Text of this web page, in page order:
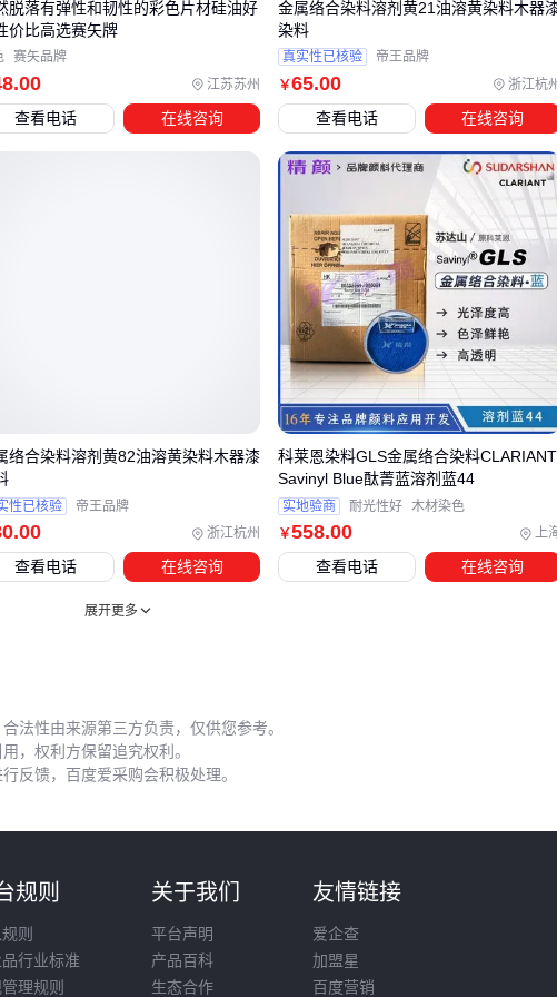
四、染色设备与助剂如何协同适配？
采购主设备后，许多用户常忽略配套系统的适配性，导致染料
性能无法充分发挥。以
染色槽
为例，不锈钢材质虽耐腐蚀，
关键配套需同步考虑三方面：
的转速需与主设备循环系统匹
配，避免因混合不均导致色差
的选择直接影响染色牢度，例如牛仔布
防护眼镜 等需根据染料特性配置
实际案例中，某纺织厂因未同步升级pH调节系统，导致4系染
料在碱性环境下出现色光偏移。这种隐性成本往往在批量生产
后才暴露。建议在设备采购阶段就要求供应商提供完整的化学
配套系统的选择逻辑应遵循‘先工艺后设备’原则：先明确染料与
织物的反应机理，再反向推导所需的
五、为什么相同配方会出现效果波动？
实验室小样与量产效果的差异，往往源于容易被忽视的工艺细
节省空间，但对高粘度染料的剪切力可能不足，导致分散不
三个关键控制点常被低估：
染料预处理：粉末染料需先用溶剂充分润湿，避免直接投入
主槽结块
.00 江苏苏州
脱落有弹性和韧性的彩色片材硅油好
价比高选赛矢牌
赛矢品牌
查看电话 在线咨询
￥65.00 浙江杭
金属络合染料溶剂黄21油溶黄染料木器
染料
真实性已核验 帝王品牌
查看电话 在线咨询
.00 浙江杭州
络合染料溶剂黄82油溶黄染料木器漆
性已核验 帝王品牌
查看电话 在线咨询
￥558.00 上
科莱恩染料GLS金属络合染料CLARIANT
Savinyl Blue酞菁蓝溶剂蓝44
实地验商 耐光性好 木材染色
查看电话 在线咨询
展开更多
法性由来源第三方负责，仅供您参考。
，权利方保留追究权利。
反馈，百度爱采购会积极处理。
规则
则
行业标准
理规则
关于我们
平台声明
产品百科
生态合作
友情链接
爱企查
加盟星
百度营销